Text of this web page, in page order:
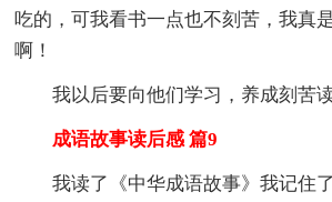
吃的，可我看书一点也不刻苦，我真
啊！
我以后要向他们学习，养成刻苦
成语故事读后感 篇9
我读了《中华成语故事》我记住